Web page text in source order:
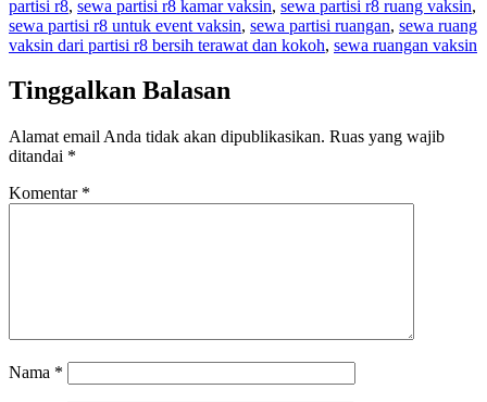
partisi r8, sewa partisi r8 kamar vaksin, sewa partisi r8 ruang vaksin,
sewa partisi r8 untuk event vaksin, sewa partisi ruangan, sewa ruang
vaksin dari partisi r8 bersih terawat dan kokoh, sewa ruangan vaksin
Tinggalkan Balasan
Alamat email Anda tidak akan dipublikasikan. Ruas yang wajib
ditandai *
Komentar *
Nama *